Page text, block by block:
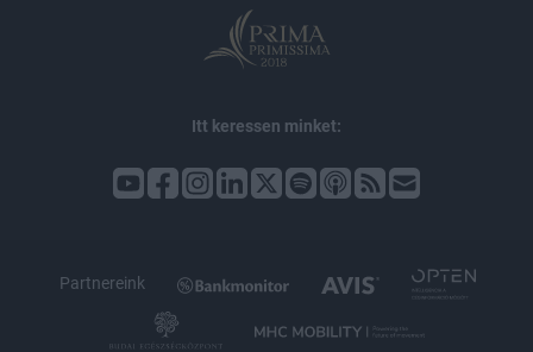
Itt keressen minket:
Partnereink